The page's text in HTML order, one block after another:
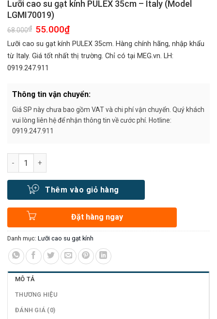
Lưỡi cao su gạt kính PULEX 35cm – Italy (Model
LGMI70019)
68.000₫ Giá
gốc
là:
68.000₫.
55.000₫Giá
tại
là:
55.000₫.
Lưỡi cao su gạt kính PULEX 35cm. Hàng chính hãng, nhập khẩu
từ Italy. Giá tốt nhất thị trường. Chỉ có tại MEG.vn. LH:
0919.247.911
Thông tin vận chuyển:
Giá SP này chưa bao gồm VAT và chi phí vận chuyển. Quý khách
vui lòng liên hệ để nhận thông tin về cước phí. Hotline:
0919.247.911
Số lượng
Thêm vào giỏ hàng
Đặt hàng ngay
Danh mục: Lưỡi cao su gạt kính
MÔ TẢ
THƯƠNG HIỆU
ĐÁNH GIÁ (0)